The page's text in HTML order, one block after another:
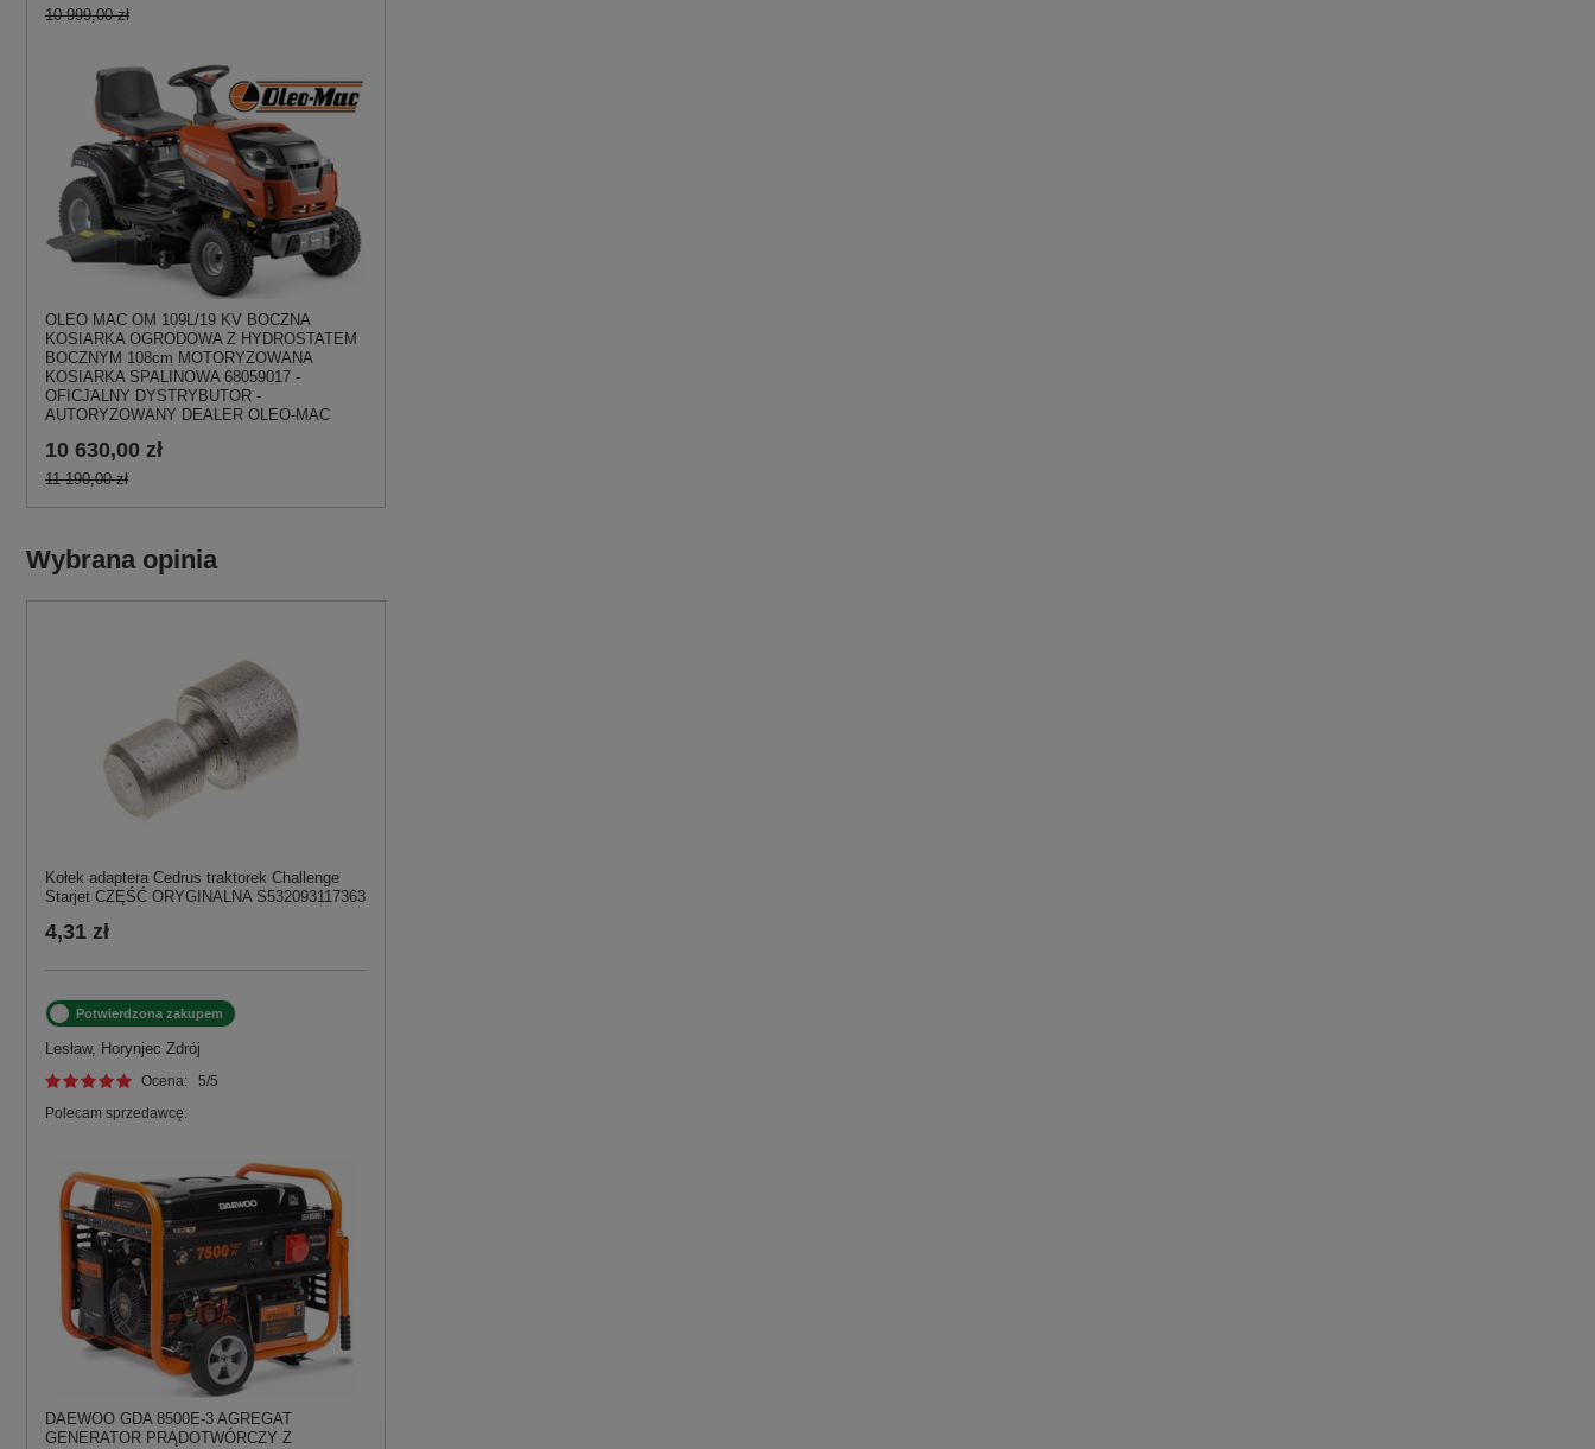
10 999,00 zł
OLEO MAC OM 109L/19 KV BOCZNA
KOSIARKA OGRODOWA Z HYDROSTATEM
BOCZNYM 108cm MOTORYZOWANA
KOSIARKA SPALINOWA 68059017 -
OFICJALNY DYSTRYBUTOR -
AUTORYZOWANY DEALER OLEO-MAC
10 630,00 zł
11 190,00 zł
Wybrana opinia
Kołek adaptera Cedrus traktorek Challenge
Starjet CZĘŚĆ ORYGINALNA S532093117363
4,31 zł
Potwierdzona zakupem
Lesław, Horynjec Zdrój
Ocena: 5/5
Polecam sprzedawcę.
DAEWOO GDA 8500E-3 AGREGAT
GENERATOR PRĄDOTWÓRCZY Z